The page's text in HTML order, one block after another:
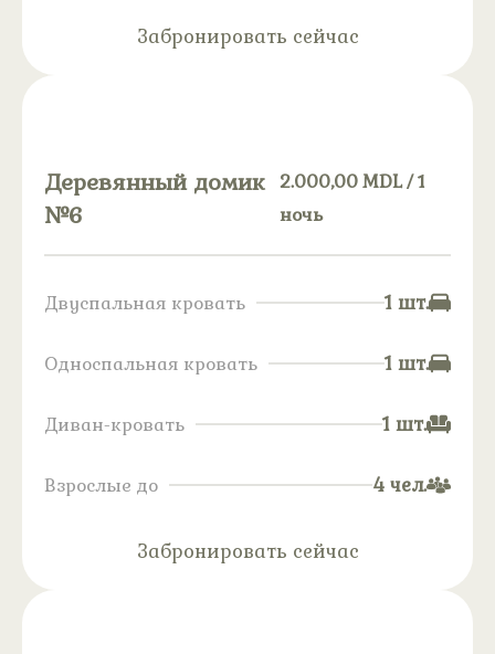
Забронировать сейчас
Деревянный домик
№6
2.000,00MDL/ 1
ночь
Двуспальная кровать 1 шт.
Односпальная кровать 1 шт.
Диван-кровать 1 шт.
Взрослые до 4 чел.
Забронировать сейчас